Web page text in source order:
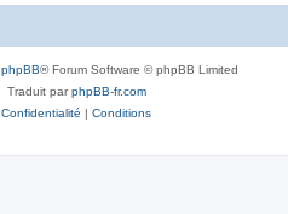
phpBB® Forum Software © phpBB Limited
Traduit parphpBB-fr.com
Confidentialité | Conditions